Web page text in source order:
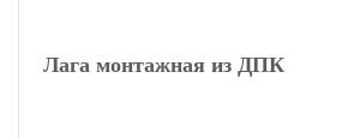
Лага монтажная из ДПК